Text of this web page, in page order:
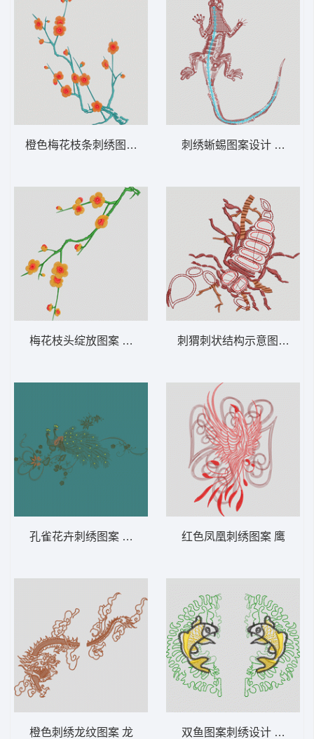
橙色梅花枝条刺绣图案 梅花
梅花枝头绽放图案 梅花
孔雀花卉刺绣图案 孔雀
橙色刺绣龙纹图案 龙
刺绣蜥蜴图案设计 壁虎
刺猬刺状结构示意图 蝎子
红色凤凰刺绣图案 鹰
双鱼图案刺绣设计 鲤鱼